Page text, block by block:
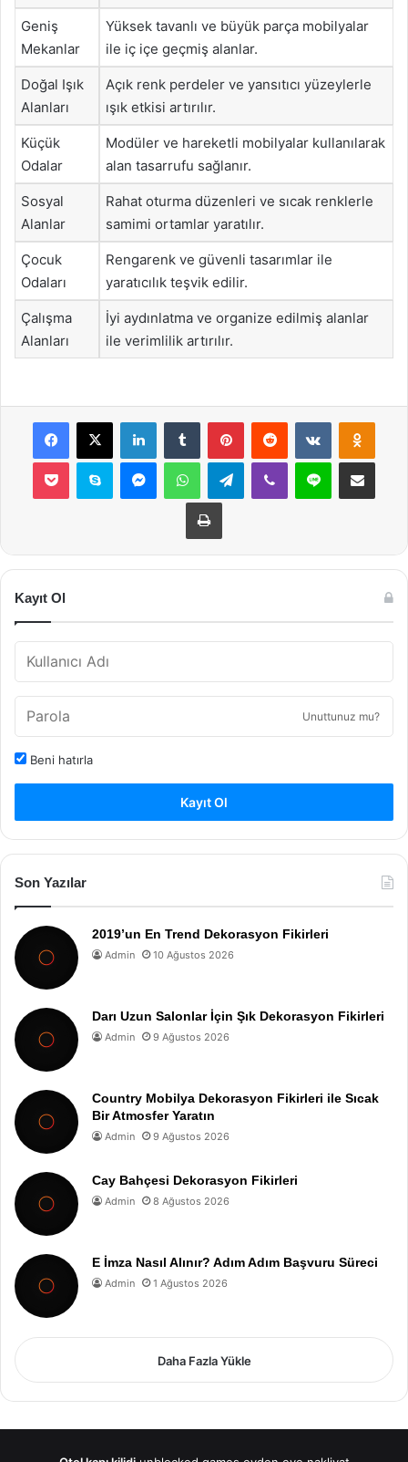
Geniş
Mekanlar
Yüksek tavanlı ve büyük parça mobilyalar
ile iç içe geçmiş alanlar.
Doğal Işık
Alanları
Açık renk perdeler ve yansıtıcı yüzeylerle
ışık etkisi artırılır.
Küçük
Odalar
Modüler ve hareketli mobilyalar kullanılarak
alan tasarrufu sağlanır.
Sosyal
Alanlar
Rahat oturma düzenleri ve sıcak renklerle
samimi ortamlar yaratılır.
Çocuk
Odaları
Rengarenk ve güvenli tasarımlar ile
yaratıcılık teşvik edilir.
Çalışma
Alanları
İyi aydınlatma ve organize edilmiş alanlar
ile verimlilik artırılır.
Facebook
X LinkedInTumblr PinterestReddit VKontakte
Pocket Skype MessengerWhatsAppTelegramViber Line E-Posta ile
Yazdır
Kayıt Ol
Unuttunuz mu?
Beni hatırla
Kayıt Ol
Son Yazılar
2019’un En Trend Dekorasyon Fikirleri
Admin 10 Ağustos 2026
Darı Uzun Salonlar İçin Şık Dekorasyon Fikirleri
Admin 9 Ağustos 2026
Country Mobilya Dekorasyon Fikirleri ile Sıcak
Bir Atmosfer Yaratın
Admin 9 Ağustos 2026
Cay Bahçesi Dekorasyon Fikirleri
Admin 8 Ağustos 2026
E İmza Nasıl Alınır? Adım Adım Başvuru Süreci
Admin 1 Ağustos 2026
Daha Fazla Yükle